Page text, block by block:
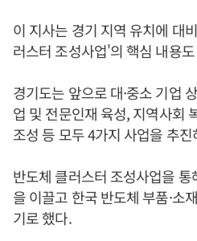
이 지사는 경기 지역 유치에 대
러스터 조성사업'의 핵심 내용
경기도는 앞으로 대·중소 기업
업 및 전문인재 육성, 지역사회
조성 등 모두 4가지 사업을 추
반도체 클러스터 조성사업을
을 이끌고 한국 반도체 부품·소
기로 했다.